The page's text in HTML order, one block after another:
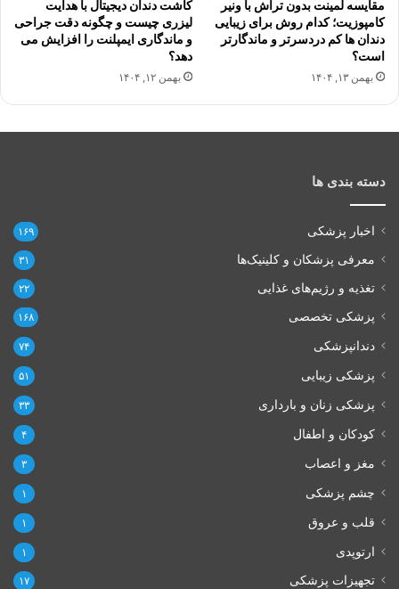
مقایسه لمینت بدون تراش با ونیر
کامپوزیت؛ کدام روش برای زیبایی
دندان ها کم دردسرتر و ماندگارتر
است؟
بهمن ۱۳, ۱۴۰۴
کاشت دندان دیجیتال با هدایت
لیزری چیست و چگونه دقت جراحی
و ماندگاری ایمپلنت را افزایش می
دهد؟
بهمن ۱۲, ۱۴۰۴
دسته بندی ها
اخبار پزشکی ۱۶۹
معرفی پزشکان و کلینیک‌ها ۳۱
تغذیه و رژیم‌های غذایی ۲۲
پزشکی تخصصی ۱۶۸
دندانپزشکی ۷۴
پزشکی زیبایی ۵۱
پزشکی زنان و بارداری ۳۳
کودکان و اطفال ۴
مغز و اعصاب ۳
چشم پزشکی ۱
قلب و عروق ۱
ارتوپدی ۱
تجهیزات پزشکی ۱۷